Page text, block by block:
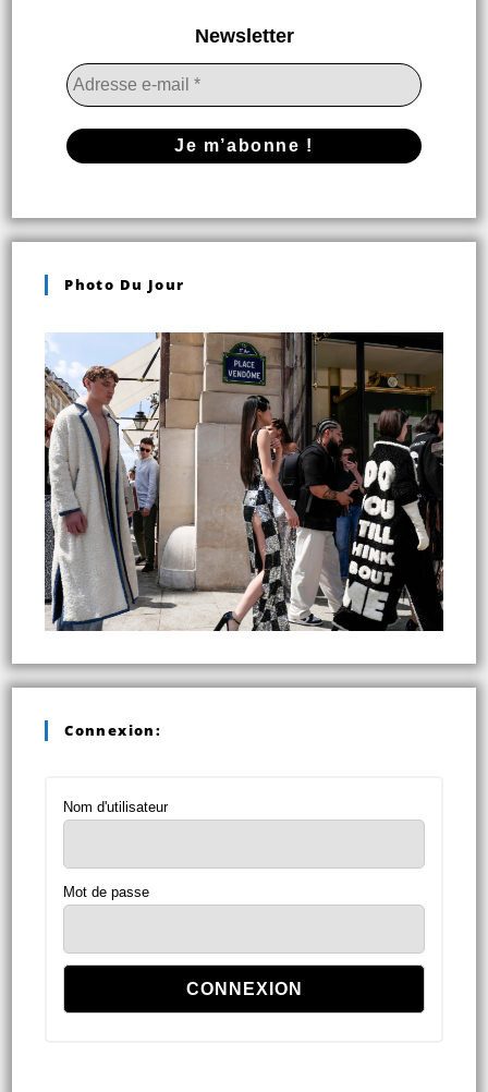
Newsletter
Photo Du Jour
Connexion:
Nom d'utilisateur
Mot de passe